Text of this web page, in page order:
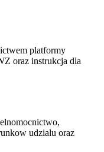
platformy
oraz instrukcja dla
udzialu oraz